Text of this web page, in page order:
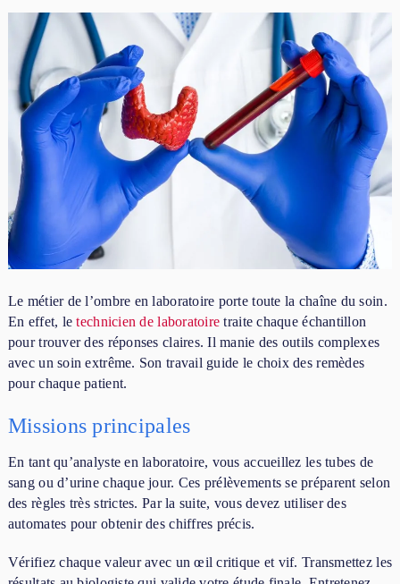
Le métier de l’ombre en laboratoire porte toute la chaîne du soin.
En effet, letechnicien de laboratoire traite chaque échantillon
pour trouver des réponses claires. Il manie des outils complexes
avec un soin extrême. Son travail guide le choix des remèdes
pour chaque patient.
Missions principales
En tant qu’analyste en laboratoire, vous accueillez les tubes de
sang ou d’urine chaque jour. Ces prélèvements se préparent selon
des règles très strictes. Par la suite, vous devez utiliser des
automates pour obtenir des chiffres précis.
Vérifiez chaque valeur avec un œil critique et vif. Transmettez les